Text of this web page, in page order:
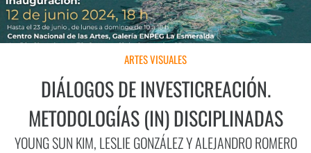
ARTES VISUALES
DIÁLOGOS DE INVESTICREACIÓN.
METODOLOGÍAS (IN) DISCIPLINADAS
YOUNG SUN KIM, LESLIE GONZÁLEZ Y ALEJANDRO ROMERO